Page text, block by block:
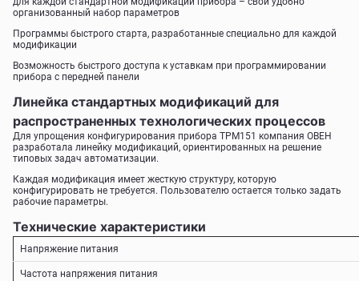
организованный набор параметров
Программы быстрого старта, разработанные специально для каждой
модификации
Возможность быстрого доступа к уставкам при программировании
прибора с передней панели
Линейка стандартных модификаций для
распространенных технологических процессов
Для упрощения конфигурирования прибора ТРМ151 компания ОВЕН
разработала линейку модификаций, ориентированных на решение
типовых задач автоматизации.
Каждая модификация имеет жесткую структуру, которую
конфигурировать не требуется. Пользователю остается только задать
рабочие параметры.
Технические характеристики
Напряжение питания
Частота напряжения питания